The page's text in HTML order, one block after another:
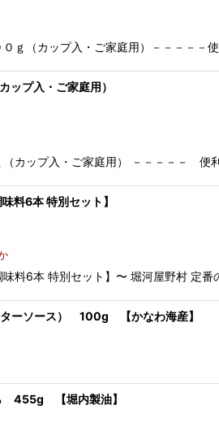
ｇ（カップ入・ご家庭用）－－－－－
ップ入・ご家庭用）
（カップ入・ご家庭用） －－－－－ 便
味料6本 特別セット】
味料6本 特別セット】〜 堀河屋野村 定
ターソース） 100g 【かなわ海産】
455g 【堀内製油】